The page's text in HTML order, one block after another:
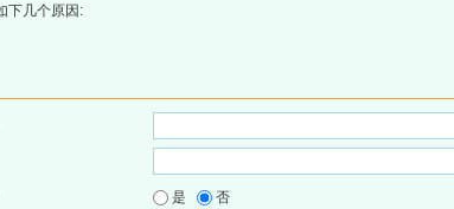
下几个原因:
是 否